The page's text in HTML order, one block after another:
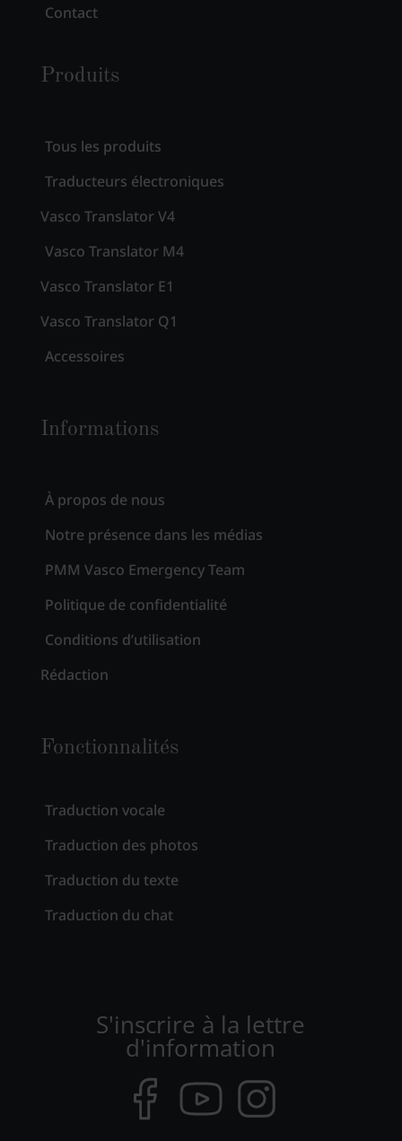
Contact
Produits
Tous les produits
Traducteurs électroniques
Vasco Translator V4
Vasco Translator M4
Vasco Translator E1
Vasco Translator Q1
Accessoires
Informations
À propos de nous
Notre présence dans les médias
PMM Vasco Emergency Team
Politique de confidentialité
Conditions d’utilisation
Rédaction
Fonctionnalités
Traduction vocale
Traduction des photos
Traduction du texte
Traduction du chat
S'inscrire à la lettre
d'information